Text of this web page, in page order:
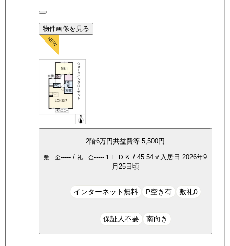
物件画像を見る
2階6万円共益費等 5,500円
敷 金----- / 礼 金----- １ＬＤＫ / 45.54㎡ 入居日 2026年9
月25日頃
インターネット無料 P空き有 敷礼0
保証人不要 南向き